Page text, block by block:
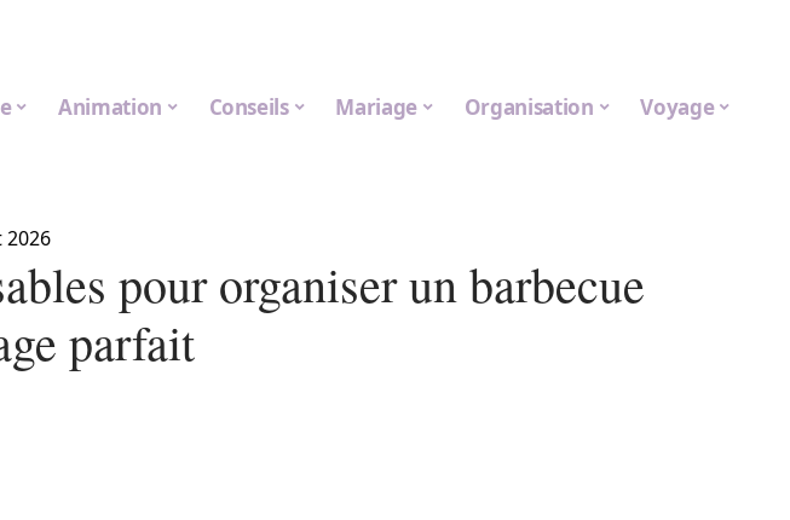
Animation Conseils Mariage Organisation Voyage
2026
pour organiser un barbecue
parfait